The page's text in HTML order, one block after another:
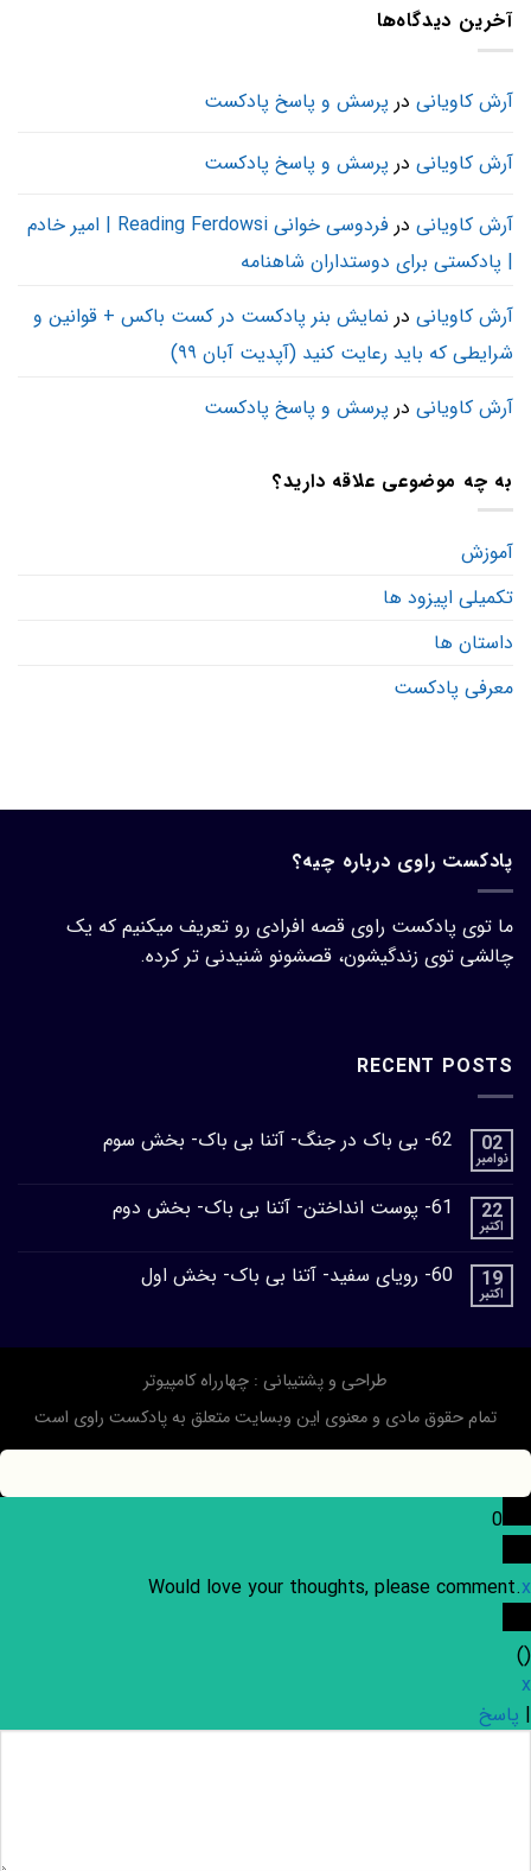
آخرین دیدگاه‌ها
آرش کاویانی در پرسش و پاسخ پادکست
آرش کاویانی در پرسش و پاسخ پادکست
آرش کاویانی در
فردوسی خوانی Reading Ferdowsi | امیر خادم
| پادکستی برای دوستداران شاهنامه
آرش کاویانی در نمایش بنر پادکست در کست باکس + قوانین و
شرایطی که باید رعایت کنید (آپدیت آبان ۹۹)
آرش کاویانی در پرسش و پاسخ پادکست
به چه موضوعی علاقه دارید؟
آموزش
تکمیلی اپیزود ها
داستان ها
معرفی پادکست
پادکست راوی درباره چیه؟
ما توی پادکست راوی قصه افرادی رو تعریف میکنیم که یک
چالشی توی زندگیشون، قصشونو شنیدنی تر کرده.
RECENT POSTS
02
نوامبر
62- بی باک در جنگ- آتنا بی باک- بخش سوم
22
اکتبر
61- پوست انداختن- آتنا بی باک- بخش دوم
19
اکتبر
60- رویای سفید- آتنا بی باک- بخش اول
طراحی و پشتیبانی : چهارراه کامپیوتر
تمام حقوق مادی و معنوی این وبسایت متعلق به پادکست راوی است
0
Would love your thoughts, please comment.x
(
)
x
| پاسخ